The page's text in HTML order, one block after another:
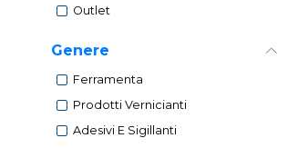
Outlet
Genere
Ferramenta
Prodotti Vernicianti
Adesivi E Sigillanti